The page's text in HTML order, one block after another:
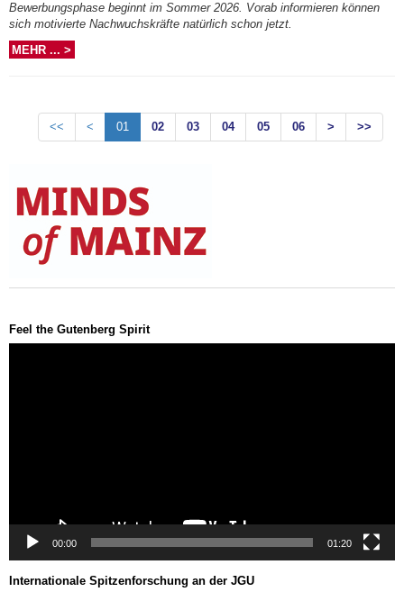
Bewerbungsphase beginnt im Sommer 2026. Vorab informieren können
sich motivierte Nachwuchskräfte natürlich schon jetzt.
MEHR ... >
<< < 01 02 03 04 05 06 > >>
Feel the Gutenberg Spirit
00:00 01:20
Internationale Spitzenforschung an der JGU